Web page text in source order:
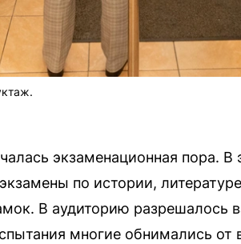
экзаменационная пора. В
по истории,
В аудиторию разрешалось
многие обнимались от